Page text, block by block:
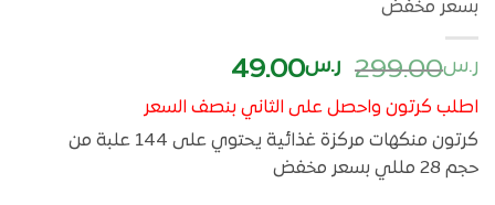
بسعر مخفض
ر.س299.00 السعر
الأصلي
هو:
ر.س299.00.
ر.س49.00
الحالي
هو:
ر.س49.00.
اطلب كرتون واحصل على الثاني بنصف السعر
كرتون منكهات مركزة غذائية يحتوي على 144 علبة من
حجم 28 مللي بسعر مخفض